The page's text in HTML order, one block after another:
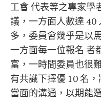
工會 代表等之專家學
議，一方面人數達 40
多，委員會幾乎是以
一方面每一位報名 者
富，一時間委員也很
有共識下擇優 10 名
當面的溝通，以期能